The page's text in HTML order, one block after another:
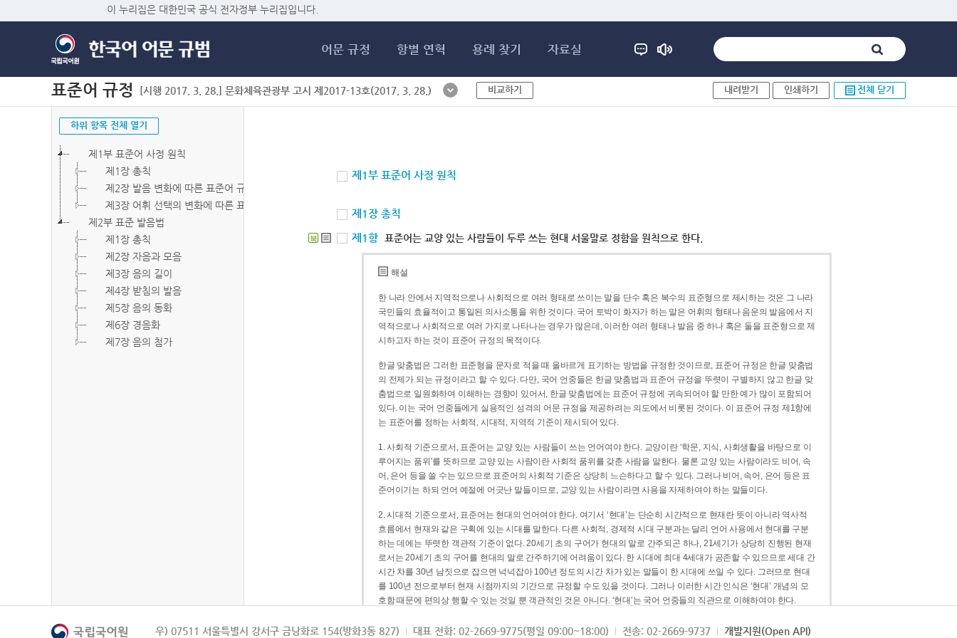
이 누리집은 대한민국 공식 전자정부 누리집입니다.
어문 규정 항별 연혁 용례 찾기 자료실
표준어 규정 [시행 2017. 3. 28.] 문화체육관광부 고시 제2017-13호(2017. 3. 28.) 비교하기 내려받기 인쇄하기 전체 닫기
하위 항목 전체 열기
제1부 표준어 사정 원칙
제1장 총칙
제2장 발음 변화에 따른 표준어 규정
제3장 어휘 선택의 변화에 따른 표준어 규정
제2부 표준 발음법
제1장 총칙
제2장 자음과 모음
제3장 음의 길이
제4장 받침의 발음
제5장 음의 동화
제6장 경음화
제7장 음의 첨가
제1부 표준어 사정 원칙
제1장 총칙
북 제1항 표준어는 교양 있는 사람들이 두루 쓰는 현대 서울말로 정함을 원칙으로 한다.
해설
한 나라 안에서 지역적으로나 사회적으로 여러 형태로 쓰이는 말을 단수 혹은 복수의 표준형으로 제시하는 것은 그 나라
국민들의 효율적이고 통일된 의사소통을 위한 것이다. 국어 토박이 화자가 하는 말은 어휘의 형태나 음운의 발음에서 지
역적으로나 사회적으로 여러 가지로 나타나는 경우가 많은데, 이러한 여러 형태나 발음 중 하나 혹은 둘을 표준형으로 제
시하고자 하는 것이 표준어 규정의 목적이다.
한글 맞춤법은 그러한 표준형을 문자로 적을 때 올바르게 표기하는 방법을 규정한 것이므로, 표준어 규정은 한글 맞춤법
의 전제가 되는 규정이라고 할 수 있다. 다만, 국어 언중들은 한글 맞춤법과 표준어 규정을 뚜렷이 구별하지 않고 한글 맞
춤법으로 일원화하여 이해하는 경향이 있어서, 한글 맞춤법에는 표준어 규정에 귀속되어야 할 만한 예가 많이 포함되어
있다. 이는 국어 언중들에게 실용적인 성격의 어문 규정을 제공하려는 의도에서 비롯된 것이다. 이 표준어 규정 제1항에
는 표준어를 정하는 사회적, 시대적, 지역적 기준이 제시되어 있다.
1. 사회적 기준으로서, 표준어는 교양 있는 사람들이 쓰는 언어여야 한다. 교양이란 ‘학문, 지식, 사회생활을 바탕으로 이
루어지는 품위’를 뜻하므로 교양 있는 사람이란 사회적 품위를 갖춘 사람을 말한다. 물론 교양 있는 사람이라도 비어, 속
어, 은어 등을 쓸 수는 있으므로 표준어의 사회적 기준은 상당히 느슨하다고 할 수 있다. 그러나 비어, 속어, 은어 등은 표
준어이기는 하되 언어 예절에 어긋난 말들이므로, 교양 있는 사람이라면 사용을 자제하여야 하는 말들이다.
2. 시대적 기준으로서, 표준어는 현대의 언어여야 한다. 여기서 ‘현대’는 단순히 시간적으로 현재란 뜻이 아니라 역사적
흐름에서 현재와 같은 구획에 있는 시대를 말한다. 다른 사회적, 경제적 시대 구분과는 달리 언어 사용에서 현대를 구분
하는 데에는 뚜렷한 객관적 기준이 없다. 20세기 초의 구어가 현대의 말로 간주되곤 하나, 21세기가 상당히 진행된 현재
로서는 20세기 초의 구어를 현대의 말로 간주하기에 어려움이 있다. 한 시대에 최대 4세대가 공존할 수 있으므로 세대 간
시간 차를 30년 남짓으로 잡으면 넉넉잡아 100년 정도의 시간 차가 있는 말들이 한 시대에 쓰일 수 있다. 그러므로 현대
를 100년 전으로부터 현재 시점까지의 기간으로 규정할 수도 있을 것이다. 그러나 이러한 시간 인식은 ‘현대’ 개념의 모
호함 때문에 편의상 행할 수 있는 것일 뿐 객관적인 것은 아니다. ‘현대’는 국어 언중들의 직관으로 이해하여야 한다.
3. 지역적 기준으로서, 표준어는 서울말이어야 한다. 이는 표준어의 공용어적 성격을 가장 크게 드러내 주는 기준이다.
우) 07511 서울특별시 강서구 금낭화로 154(방화3동 827) 대표 전화: 02-2669-9775(평일 09:00~18:00) 전송: 02-2669-9737 개발지원(Open API)